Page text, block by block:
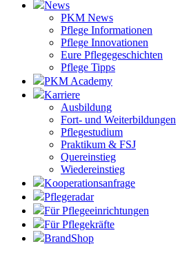
News
PKM News
Pflege Informationen
Pflege Innovationen
Eure Pflegegeschichten
Pflege Tipps
PKM Academy
Karriere
Ausbildung
Fort- und Weiterbildungen
Pflegestudium
Praktikum & FSJ
Quereinstieg
Wiedereinstieg
Kooperationsanfrage
Pflegeradar
Für Pflegeeinrichtungen
Für Pflegekräfte
BrandShop